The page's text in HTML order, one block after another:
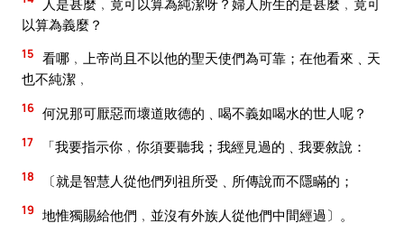
以算為義麼？
15 看哪﹐上帝尚且不以他的聖天使們為可靠；在他看來﹑天
也不純潔﹐
16 何況那可厭惡而壞道敗德的﹑喝不義如喝水的世人呢？
17 「我要指示你﹐你須要聽我；我經見過的﹑我要敘說：
18 〔就是智慧人從他們列祖所受﹑所傳說而不隱瞞的；
19 地惟獨賜給他們﹐並沒有外族人從他們中間經過〕。